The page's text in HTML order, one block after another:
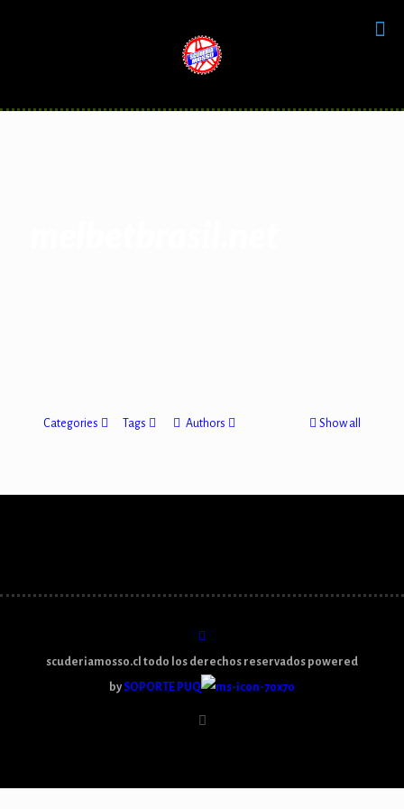
Categories Tags Authors Show all
scuderiamosso.cl todo los derechos reservados powered
bySOPORTE PUQ